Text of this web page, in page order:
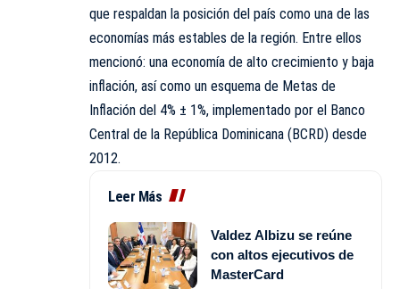
que respaldan la posición del país como una de las
economías más estables de la región. Entre ellos
mencionó: una economía de alto crecimiento y baja
inflación, así como un esquema de Metas de
Inflación del 4% ± 1%, implementado por el Banco
Central de la República Dominicana (BCRD) desde
2012.
Leer Más
Valdez Albizu se reúne
con altos ejecutivos de
MasterCard